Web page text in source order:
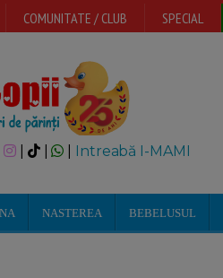
COMUNITATE / CLUB SPECIAL
| Intreabă I-MAMI
NASTEREA BEBELUSUL